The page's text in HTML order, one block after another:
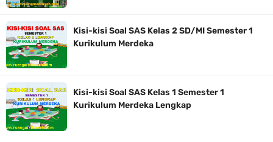
Kisi-kisi Soal SAS Kelas 2 SD/MI Semester 1
Kurikulum Merdeka
Kisi-kisi Soal SAS Kelas 1 Semester 1
Kurikulum Merdeka Lengkap